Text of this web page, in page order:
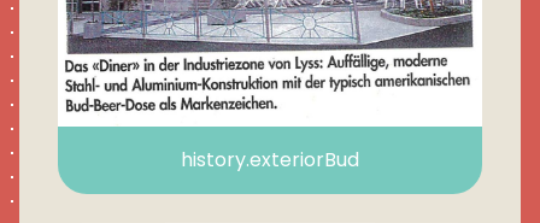
history.exteriorBud